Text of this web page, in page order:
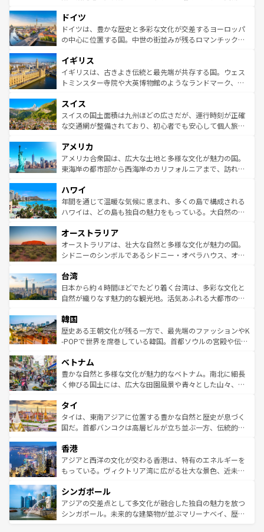
せる。地方によって風土や気候が異なるスペインはその個
性で訪れる人を魅了する。 なお、新着のスペイン情報は コ
ンテンツ一覧を参照してほしい。
で、幅広い魅力が詰まっている。華麗な宮殿、歴史的な大
聖堂、美しいビーチ、そして豊かな自然が、訪れる者を心
から魅了する。また、フランスは美食の国としても知ら
いる。シャンパンの発祥地であるランス、プロヴァンスの
香り高いラベンダー畑など、多彩な楽しみ方が可能だ。さ
らに、パリ以外の地域にも魅力が溢れており、どの街角に
れる地方に足を運ぶとそれぞれで全く異なる文化を体験で
きるだろう。 なお、新着のフランス情報はコンテンツ一覧
を参照してほしい。
ドイツ
ドイツは、豊かな歴史と多彩な文化が交差するヨーロッパ
の中心に位置する国。中世の街並みが残るロマンチック街
顔を持つこの国は、どこを歩いても飽きることがない。ベ
ルリンの文化的活気、バイエルン州のアルプスの絶景、そ
してライン川沿いのワイン畑といった風景は必見。ビール
は、お酒好きな人にはぜひ体験してほしい。 なお、新着の
ドイツ情報はコンテンツ一覧を参照してほしい。
イギリス
イギリスは、古きよき伝統と最先端が共存する国。ウェス
トミンスター寺院や大英博物館のようなランドマーク、歴
リアごとに異なる魅力がある。また、優雅なアフタヌーン
ティー、ビール好きにはたまらない英国パブ、サッカー観
戦など、本場だからこそできる体験も豊富。イギリスを旅
ンツ一覧を参照してほしい。
スイス
スイスの国土面積は九州ほどの広さだが、運行時刻が正確
な交通網が整備されており、初心者でも安心して個人旅行
の建物がそのまま残る町や、スイスならではのユニークな
博物館もあり、アルプス観光だけでなく町歩きも満喫する
ことができる。国民の所得が高いため物価も高いが、旅行
ば市内交通費無料で観光を楽しむこともできる。 なお、新
着のスイス情報はコンテンツ一覧 を参照してほしい。
アメリカ
アメリカ合衆国は、広大な土地と多様な文化が魅力の国。
東海岸の都市部から西海岸のカリフォルニアまで、訪れる
のような巨大都市は、観光、ショッピング、エンターテイ
ンメントが詰まった刺激的なスポットだ。一方、アメリカ
西部には大自然が広がり、グランドキャニオンやイエロー
部のニューオーリンズでは、音楽と美食が融合した独特の
文化が魅力。旅行者はアメリカの各地域で異なる魅力を楽
しみながら、その多様性と豊かな歴史を感じることができ
ならではの贅沢な旅のスタイルだ。 なお、新着のアメリカ
情報はコンテンツ一覧を参照してほしい。
ハワイ
年間を通じて温暖な気候に恵まれ、多くの島で構成される
ハワイは、どの島も独自の魅力をもっている。大自然の神
ワイ島は見逃せない。また、定番の観光地といえばオアフ
島だが、静かな自然を求めるならマウイ島やカウアイ島が
おすすめ。エメラルドグリーンに輝く海をはじめ、豊かな
れるおもてなしの心で訪れる人々を迎えてくれるハワイの
人々、おいしいローカルフードやハワイアンミュージッ
ク、伝統的なフラダンスなど、すべてがハワイの魅力を彩
ワイを、存分に味わってほしい。 なお、新着のハワイ情報
はコンテンツ一覧を参照してほしい。
オーストラリア
オーストラリアは、壮大な自然と多様な文化が魅力の国。
シドニーのシンボルであるシドニー・オペラハウス、オー
リアリーフや大陸中央部にそびえるウルル（エアーズロッ
ク）、タスマニアの美しい原生林やケアンズの熱帯雨林な
ど、見どころがたくさん。また、カフェやワイン、オージ
いる。アクティビティも充実しており、サーフィンやダイ
ビング、ハイキングなど、アウトドア好きにはたまらな
い。オーストラリアの多彩な魅力を存分に味わいつくそ
参照してほしい。
台湾
日本から約４時間ほどでたどり着く台湾は、多彩な文化と
自然が織りなす魅力的な観光地。活気あふれる大都市の台
ン）、静ひつな山岳地帯である台湾東部など、都市の喧騒
と山間の静けさが共存しており、訪れる人に新しい発見と
驚きをもたらしてくれる。また、奥深い台湾の食文化も魅
容にもいいと評判のスイーツなど、バラエティ豊かな料理
が味わえる。 なお、新着の台湾情報は コンテンツ一覧を参
照してほしい。
韓国
歴史ある王朝文化が残る一方で、最先端のファッションやK
-POPで世界を席巻している韓国。首都ソウルの宮殿や伝統
き、地方に足を延ばせば四季折々の自然美を楽しむことが
できる。そして、キムチや焼肉、絶品のストリートフード
まで、さまざまな韓国料理が待っている。夜には、韓国な
リティに包まれながら、韓国の多彩な魅力を心ゆくまで味
わってみてほしい。 なお、新着の韓国情報はコンテンツ一
覧を参照してほしい。
ベトナム
豊かな自然と多様な文化が魅力的なベトナム。南北に細長
く伸びる国土には、広大な田園風景や青々とした山々、世
急速な発展と共に伝統が息づく。ハノイの古い町並みやホ
ーチミン市のフランス統治時代の建物も、独特の雰囲気を
醸し出している。また、バラエティの豊かさとおいしさで
とつ。フォーやバインミー、ベトナムコーヒーなどは、ぜ
ひ現地で味わいたい。どの地域を訪れてもあたたかい人々
が旅行者を迎えてくれるので、きっと忘れられない旅にな
参照してほしい。
タイ
タイは、東南アジアに位置する豊かな自然と歴史が息づく
国だ。首都バンコクは高層ビルが立ち並ぶ一方、伝統的な
の活気が交差している。北部ではチェンマイなどの山岳地
帯で自然と触れ合い、南部ではプーケットやクラビの美し
いビーチでリゾート気分を楽しむことができる。タイ料理
激する。気候は一年中温暖で、どの季節にも異なる楽しみ
が待っている。親しみやすいタイの人々、仏教を中心とし
た文化、そして多様な観光資源が、訪れる旅人を魅了し続
香港
アジアと西洋の文化が交わる香港は、特有のエネルギーを
もっている。ヴィクトリア湾に広がる壮大な景色、近未来
み、どこを訪れても感動するはず。観光スポットが密集し
ており、効率よく見どころを回れるのも魅力。息をのむよ
うな絶景から文化的な体験まで、香港を存分に楽しみ尽く
シンガポール
アジアの交差点として多文化が融合した独自の魅力を放つ
シンガポール。未来的な建築物が並ぶマリーナベイ、歴史